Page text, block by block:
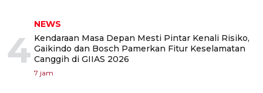
4
NEWS
Kendaraan Masa Depan Mesti Pintar Kenali Risiko,
Gaikindo dan Bosch Pamerkan Fitur Keselamatan
Canggih di GIIAS 2026
7 jam